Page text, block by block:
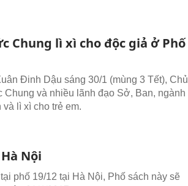
Chung lì xì cho độc giả ở Phố
Đinh Dậu sáng 30/1 (mùng 3 Tết), Chủ
và nhiều lãnh đạo Sở, Ban, ngành
lì xì cho trẻ em.
Nội
phố 19/12 tại Hà Nội, Phố sách này sẽ